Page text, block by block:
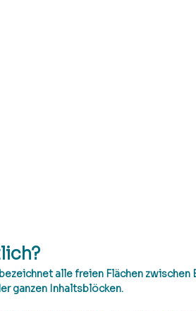
alle freien Flächen zwischen
ganzen Inhaltsblöcken.